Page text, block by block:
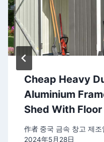
Cheap Heavy
Aluminium
Shed With Floor
作者 중국 금속 창고 제조
2024年5月28日